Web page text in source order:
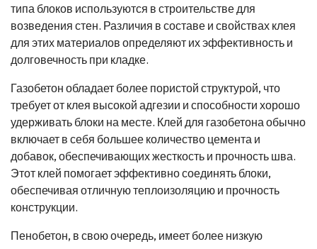
типа блоков используются в строительстве для
возведения стен. Различия в составе и свойствах клея
для этих материалов определяют их эффективность и
долговечность при кладке.
Газобетон обладает более пористой структурой, что
требует от клея высокой адгезии и способности хорошо
удерживать блоки на месте. Клей для газобетона обычно
включает в себя большее количество цемента и
добавок, обеспечивающих жесткость и прочность шва.
Этот клей помогает эффективно соединять блоки,
обеспечивая отличную теплоизоляцию и прочность
конструкции.
Пенобетон, в свою очередь, имеет более низкую